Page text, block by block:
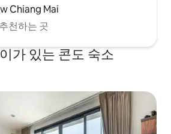
Chiang Mai
천하는 곳
가 있는 콘도 숙소